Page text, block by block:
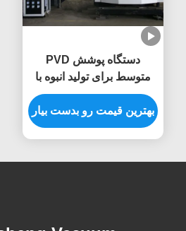
دستگاه پوشش PVD
متوسط برای تولید انبوه با
اتاق خلاء فولاد ضد زنگ
بهترین قیمت رو بدست بیار